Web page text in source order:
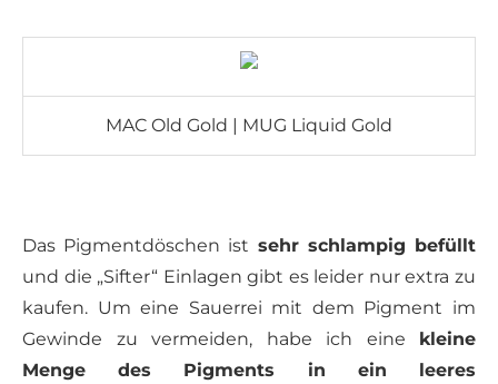
MAC Old Gold | MUG Liquid Gold
Das Pigmentdöschen ist sehr schlampig befüllt
und die „Sifter“ Einlagen gibt es leider nur extra zu
kaufen. Um eine Sauerrei mit dem Pigment im
Gewinde zu vermeiden, habe ich eine kleine
Menge des Pigments in ein leeres